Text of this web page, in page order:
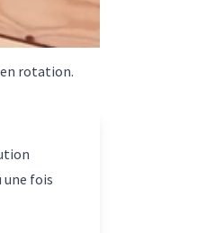
rotation.
une fois